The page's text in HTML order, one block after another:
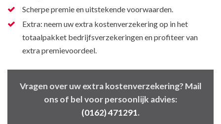
Scherpe premie en uitstekende voorwaarden.
Extra: neem uw extra kostenverzekering op in het
totaalpakket bedrijfsverzekeringen en profiteer van
extra premievoordeel.
Vragen over uw extra kostenverzekering? Mail
ons of bel voor persoonlijk advies:
(0162) 471291.